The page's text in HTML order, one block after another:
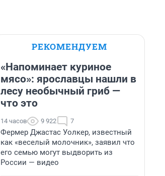
РЕКОМЕНДУЕМ
«Напоминает куриное
мясо»: ярославцы нашли в
лесу необычный гриб —
что это
14 часов 9 922 7
Фермер Джастас Уолкер, известный
как «веселый молочник», заявил что
его семью могут выдворить из
России — видео